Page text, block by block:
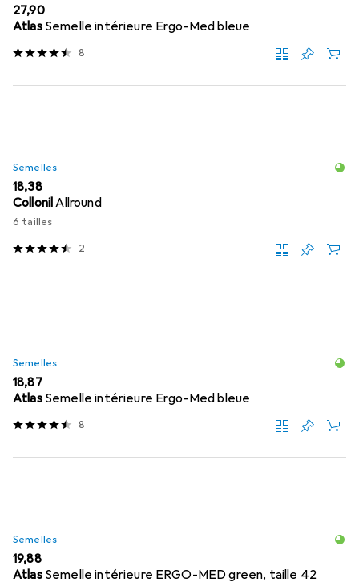
EUR
27,90
Atlas Semelle intérieure Ergo-Med bleue
8
Semelles
EUR
18,38
CollonilAllround
6 tailles
2
Semelles
EUR
18,87
Atlas Semelle intérieure Ergo-Med bleue
8
Semelles
EUR
19,88
Atlas Semelle intérieure ERGO-MED green, taille 42